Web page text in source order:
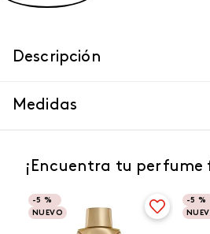
Descripción
Medidas
¡Encuentra tu perfume
-5 %
NUEVO
-5 %